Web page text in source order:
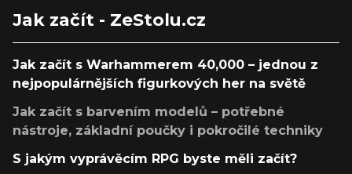
Jak začít - ZeStolu.cz
Jak začít s Warhammerem 40,000 – jednou z
nejpopulárnějších figurkových her na světě
Jak začít s barvením modelů – potřebné
nástroje, základní poučky i pokročilé techniky
S jakým vyprávěcím RPG byste měli začít?